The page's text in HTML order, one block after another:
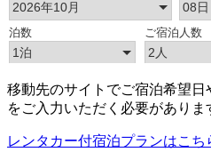
移動先のサイトでご宿泊希望
をご入力いただく必要がありま
レンタカー付宿泊プランはこち